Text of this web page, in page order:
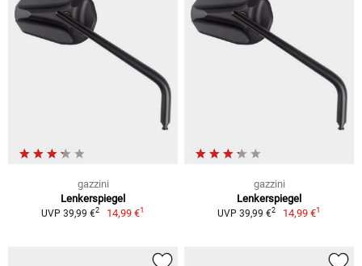
gazzini
Lenkerspiegel
UVP 39,99 €2 14,99 €1
gazzini
Lenkerspiegel
UVP 39,99 €2 14,99 €1